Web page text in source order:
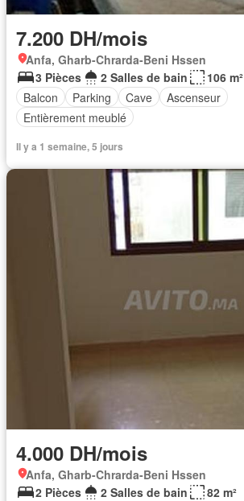
7.200 DH/mois
Anfa, Gharb-Chrarda-Beni Hssen
3 Pièces
2 Salles de bain
106 m²
Balcon
Parking Cave
Ascenseur
Entièrement meublé
Il y a 1 semaine, 5 jours
4.000 DH/mois
Anfa, Gharb-Chrarda-Beni Hssen
2 Pièces
2 Salles de bain
82 m²